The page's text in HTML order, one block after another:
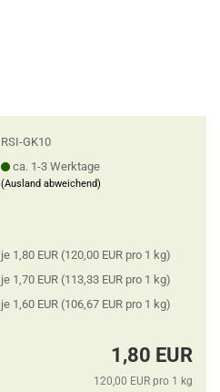
RSI-GK10
ca. 1-3 Werktage
(Ausland abweichend)
je 1,80 EUR (120,00 EUR pro 1 kg)
je 1,70 EUR (113,33 EUR pro 1 kg)
je 1,60 EUR (106,67 EUR pro 1 kg)
1,80 EUR
120,00 EUR pro 1 kg